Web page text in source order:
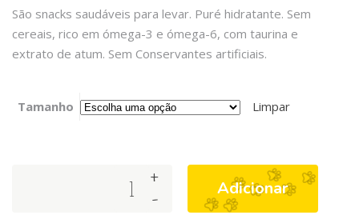
São snacks saudáveis para levar. Puré hidratante. Sem
cereais, rico em ómega-3 e ómega-6, com taurina e
extrato de atum. Sem Conservantes artificiais.
Tamanho Limpar
-
+ Adicionar